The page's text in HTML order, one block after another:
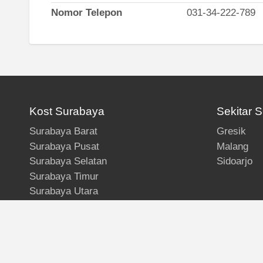
Nomor Telepon
031-34-222-789
Kost Surabaya
Surabaya Barat
Surabaya Pusat
Surabaya Selatan
Surabaya Timur
Surabaya Utara
Sekitar
Gresik
Malang
Sidoarjo